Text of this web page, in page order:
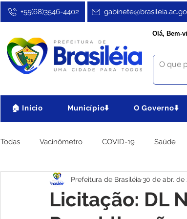
+55(68)3546-4402
Olá, Bem-
🏠 Início Município⬇️ O Governo⬇️
Todas Vacinômetro COVID-19 Saúde
Cultura, Festa e Esporte No Gabinete
Licitação: DL
Prefeitura de Brasiléia 30 de abr. de